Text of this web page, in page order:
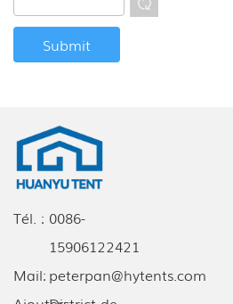
Tél. : 0086-
15906122421
Mail: peterpan@hytents.com